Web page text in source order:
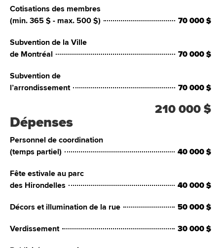
(min. 365 $ - max. 500 $) 70 000 $
Cotisations des membres
de Montréal 70 000 $
Subvention de la Ville
l’arrondissement 70 000 $
Subvention de
210 000 $
Dépenses
(temps partiel) 40 000 $
Personnel de coordination
des Hirondelles 40 000 $
Fête estivale au parc
Décors et illumination de la rue 50 000 $
Verdissement 30 000 $